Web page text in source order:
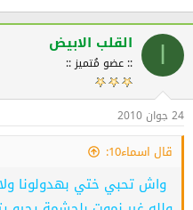
القلب الابيض
:: عضو مُتميز ::
24 جوان 2010
قال اسماء10:
واش تحبي ختي بهدولونا